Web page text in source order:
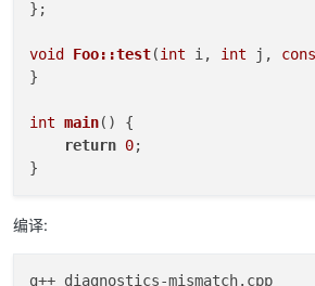
};
void Foo::test(int i, int j,
}
int main()
{
return 0;
编译: